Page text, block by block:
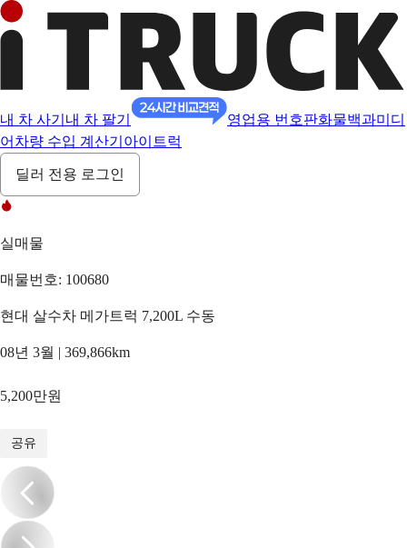
내 차 사기 내 차 팔기 영업용 번호판화물백과미디
어 차량 수입 계산기 아이트럭
딜러 전용 로그인
실매물
매물번호: 100680
현대 살수차 메가트럭 7,200L 수동
08년 3월 | 369,866km
5,200만원
공유
/14